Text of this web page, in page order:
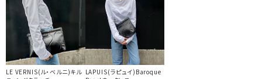
LE VERNIS(ル・ベルニ)キル LAPUIS(ラピュイ)Baroque